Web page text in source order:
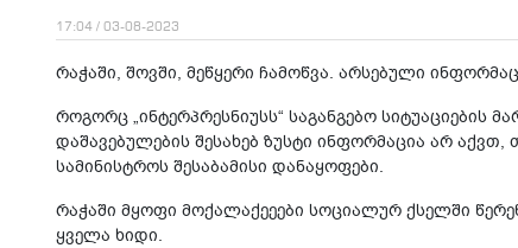
17:04 / 03-08-2023
რაჭაში, შოვში, მეწყერი ჩამოწვა. არსებული
როგორც „ინტერპრესნიუსს“ საგანგებო სიტუაციების
დაშავებულების შესახებ ზუსტი ინფორმაცია არ აქვთ,
სამინისტროს შესაბამისი დანაყოფები.
რაჭაში მყოფი მოქალაქეეები სოციალურ ქსელში
ყველა ხიდი.